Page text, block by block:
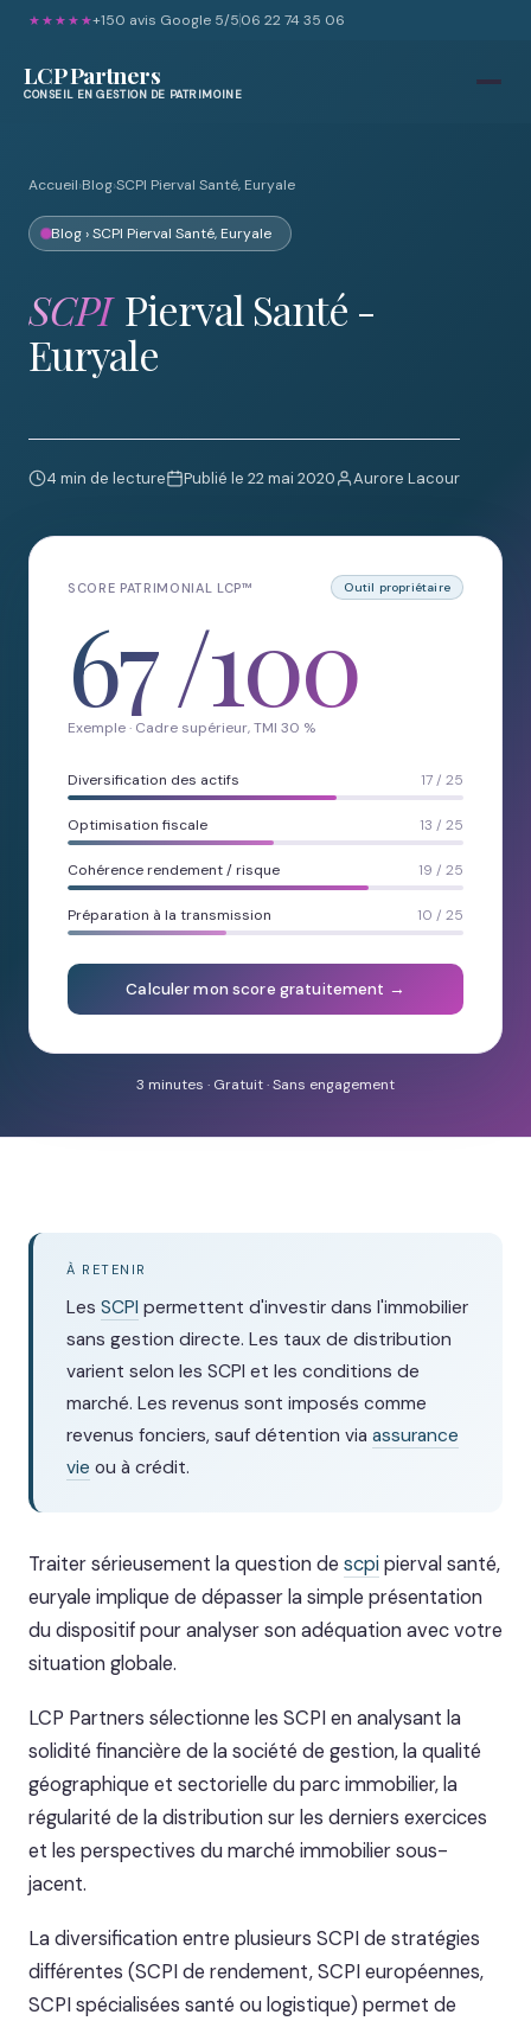
★★★★★+150 avis Google 5/506 22 74 35 06
LCP Partners
CONSEIL EN GESTION DE PATRIMOINE
Accueil›Blog›SCPI Pierval Santé, Euryale
Blog › SCPI Pierval Santé, Euryale
SCPI Pierval Santé -
Euryale
4 min de lecture Publié le 22 mai 2020 Aurore Lacour
SCORE PATRIMONIAL LCP™ Outil propriétaire
67/100
Exemple · Cadre supérieur, TMI 30 %
Diversification des actifs 17 / 25
Optimisation fiscale 13 / 25
Cohérence rendement / risque 19 / 25
Préparation à la transmission 10 / 25
Calculer mon score gratuitement →
3 minutes · Gratuit · Sans engagement
À RETENIR
Les SCPI permettent d'investir dans l'immobilier
sans gestion directe. Les taux de distribution
varient selon les SCPI et les conditions de
marché. Les revenus sont imposés comme
revenus fonciers, sauf détention via assurance
vie ou à crédit.
Traiter sérieusement la question de scpipierval santé,
euryale implique de dépasser la simple présentation
du dispositif pour analyser son adéquation avec votre
situation globale.
LCP Partners sélectionne les SCPI en analysant la
solidité financière de la société de gestion, la qualité
géographique et sectorielle du parc immobilier, la
régularité de la distribution sur les derniers exercices
et les perspectives du marché immobilier sous-
jacent.
La diversification entre plusieurs SCPI de stratégies
différentes (SCPI de rendement, SCPI européennes,
SCPI spécialisées santé ou logistique) permet de